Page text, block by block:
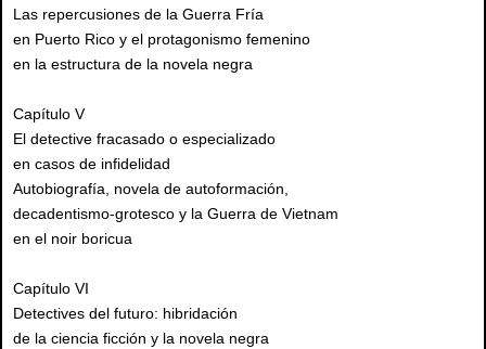
Las repercusiones de la Guerra Fría
en Puerto Rico y el protagonismo femenino
en la estructura de la novela negra
Capítulo V
El detective fracasado o especializado
en casos de infidelidad
Autobiografía, novela de autoformación,
decadentismo-grotesco y la Guerra de Vietnam
en el noir boricua
Capítulo VI
Detectives del futuro: hibridación
de la ciencia ficción y la novela negra